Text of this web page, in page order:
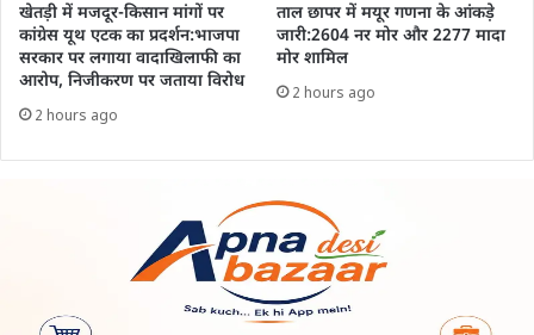
खेतड़ी में मजदूर-किसान मांगों पर
कांग्रेस यूथ एटक का प्रदर्शन:भाजपा
सरकार पर लगाया वादाखिलाफी का
आरोप, निजीकरण पर जताया विरोध
2 hours ago
ताल छापर में मयूर गणना के आंकड़े
जारी:2604 नर मोर और 2277 मादा
मोर शामिल
2 hours ago